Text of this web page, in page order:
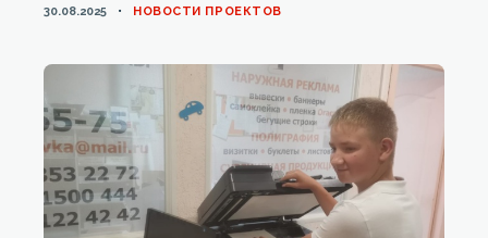
30.08.2025 CATEGORIES
НОВОСТИ ПРОЕКТОВ